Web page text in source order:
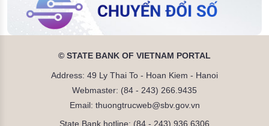
© STATE BANK OF VIETNAM PORTAL
Address: 49 Ly Thai To - Hoan Kiem - Hanoi
Webmaster: (84 - 243) 266.9435
Email: thuongtrucweb@sbv.gov.vn
State Bank hotline: (84 - 243) 936.6306